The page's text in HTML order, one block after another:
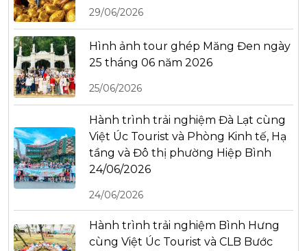
29/06/2026
Hình ảnh tour ghép Măng Đen ngày
25 tháng 06 năm 2026
25/06/2026
Hành trình trải nghiệm Đà Lạt cùng
Việt Úc Tourist và Phòng Kinh tế, Hạ
tầng và Đô thị phường Hiệp Bình
24/06/2026
24/06/2026
Hành trình trải nghiệm Bình Hưng
cùng Việt Úc Tourist và CLB Bước